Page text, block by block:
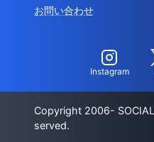
お問い合わせ
Instagram
Copyright 2006-
served.